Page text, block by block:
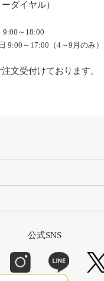
ダイヤル）
～18:00
9:00～17:00（4～9月のみ）
文受付けております。
公式SNS